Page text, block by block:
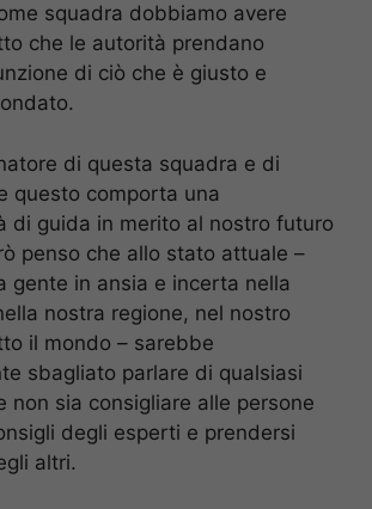
squadra dobbiamo avere
che le autorità prendano
di ciò che è giusto e
di questa squadra e di
questo comporta una
di guida in merito al nostro futuro
penso che allo stato attuale –
gente in ansia e incerta nella
nostra regione, nel nostro
il mondo – sarebbe
sbagliato parlare di qualsiasi
non sia consigliare alle persone
degli esperti e prendersi
altri.